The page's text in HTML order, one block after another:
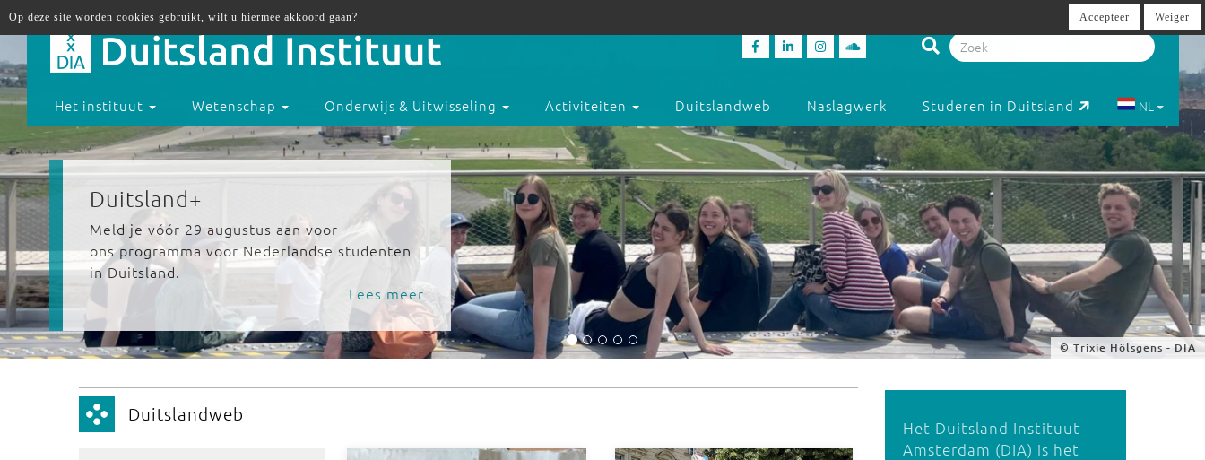
Duitsland+
Meld je vóór 29 augustus aan voor
ons programma voor Nederlandse studenten
in Duitsland.
Lees meer
© Trixie Hölsgens - DIA
Het instituut Wetenschap Onderwijs & Uitwisseling Activiteiten Duitslandweb Naslagwerk Studeren in Duitsland NL
Duitslandweb
Het Duitsland Instituut
Amsterdam (DIA) is het
Op deze site worden cookies gebruikt, wilt u hiermee akkoord gaan? Accepteer Weiger